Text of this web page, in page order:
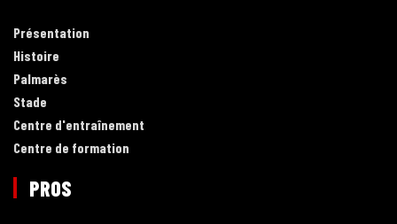
Présentation
Histoire
Palmarès
Stade
Centre d'entraînement
Centre de formation
PROS